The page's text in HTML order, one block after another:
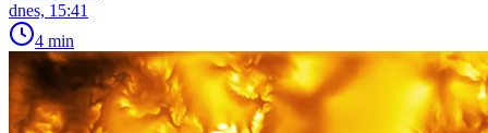
dnes, 15:41
4 min